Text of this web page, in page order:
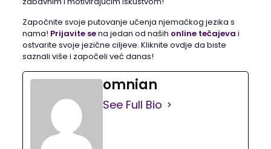
Započnite svoje putovanje učenja njemačkog jezika s
nama! Prijavite sena jedan od naših online tečajeva i
ostvarite svoje jezične ciljeve. Kliknite ovdje da biste
saznali više i započeli već danas!
omnian
See Full Bio